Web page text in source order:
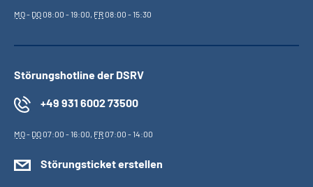
MO- DO08:00 - 19:00, FR08:00 - 15:30
Störungshotline der DSRV
+49 931 6002 73500
MO- DO07:00 - 16:00, FR07:00 - 14:00
Störungsticket erstellen